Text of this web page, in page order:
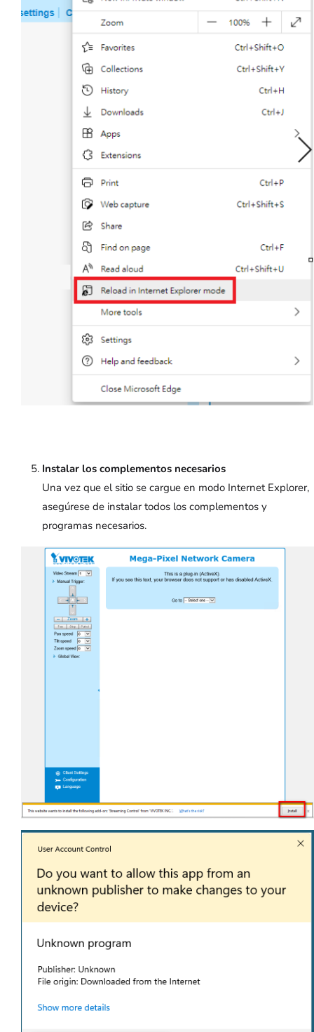
Instalar los complementos necesarios
Una vez que el sitio se cargue en modo Internet Explorer,
asegúrese de instalar todos los complementos y
programas necesarios.